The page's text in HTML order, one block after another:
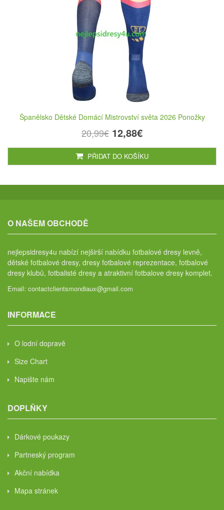
Španělsko Dětské Domácí Mistrovství světa 2026 Ponožky
20,99€ 12,88€
PŘIDAT DO KOŠÍKU
O NAŠEM OBCHODĚ
nejlepsidresy4u nabízí nejširší nabídku fotbalové dresy levně,
dětské fotbalové dresy, dresy fotbalové reprezentace, fotbalové
dresy klubů, fotbalisté dresy a atraktivní fotbalove dresy komplet.
Email: contactclientsmondiaux@gmail.com
INFORMACE
O lodní dopravě
Size Chart
Napište nám
DOPLŇKY
Dárkové poukazy
Partneský program
Akční nabídka
Mapa stránek